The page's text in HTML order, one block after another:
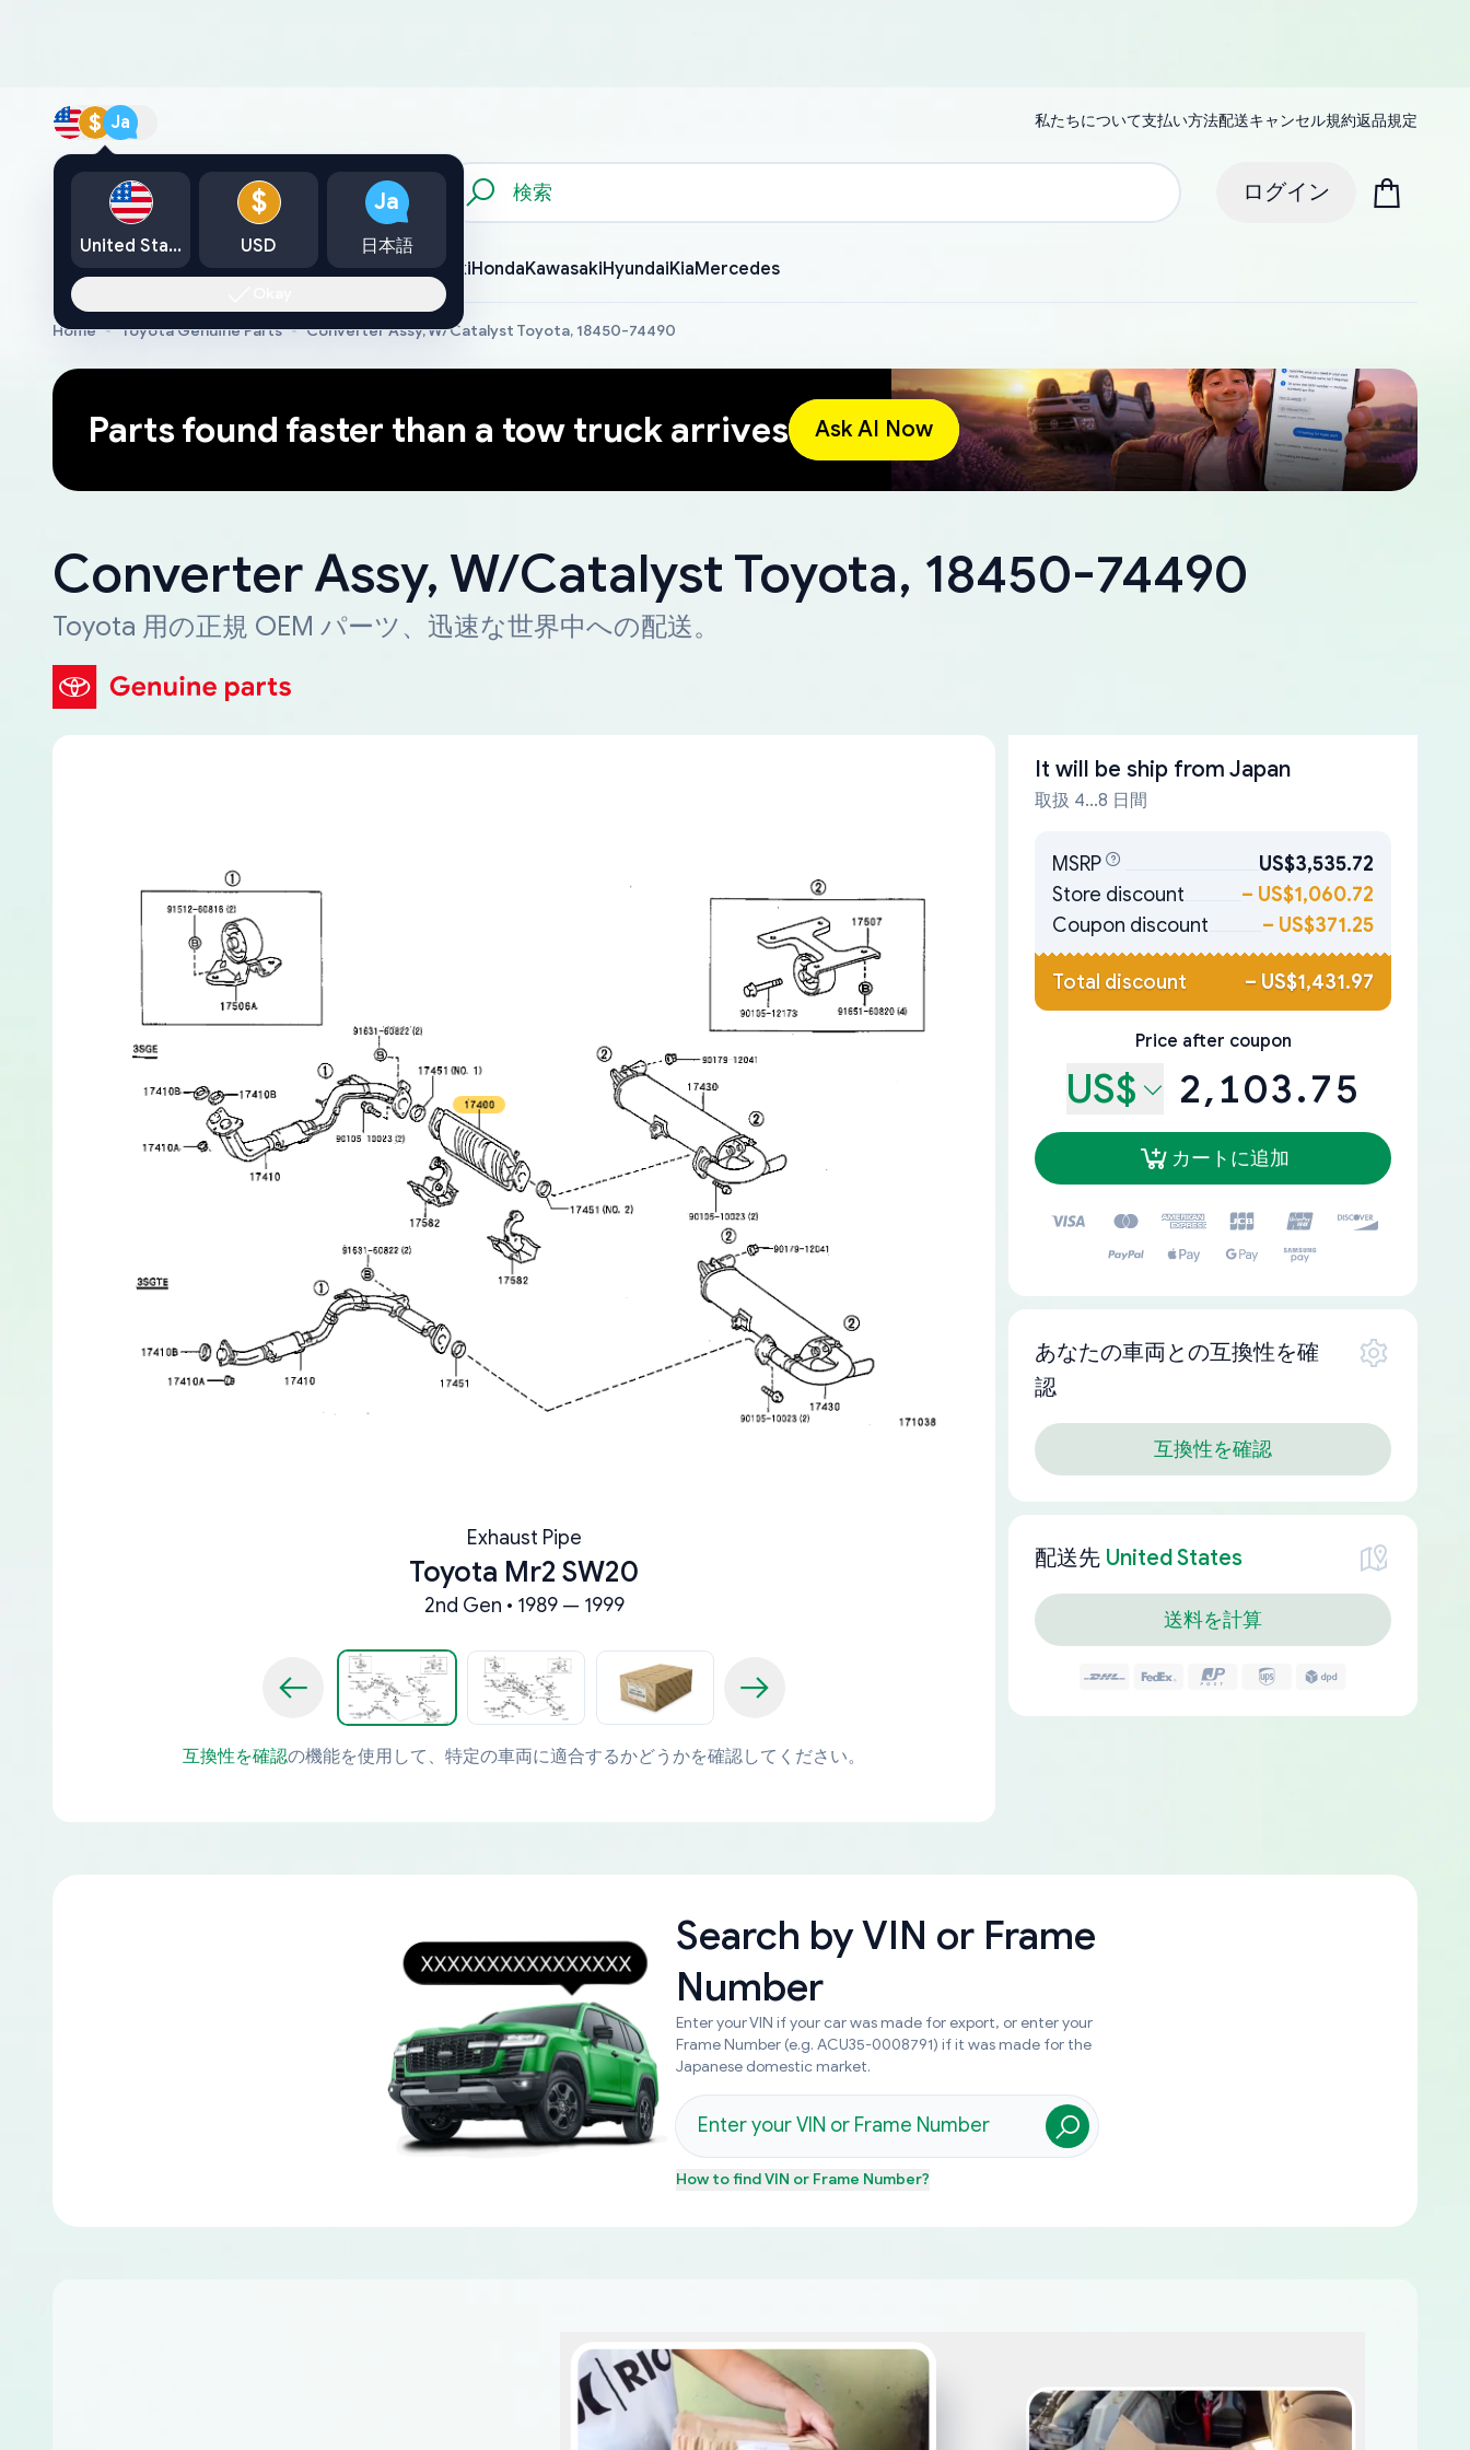
$ Ja 私たちについて支払い方法配送キャンセル規約返品規定
カタログ ログイン
ToyotaLexusNissanMazdaMitsubishiYamahaSuzukiHondaKawasakiHyundaiKiaMercedes
Home Toyota Genuine Parts Converter Assy, W/Catalyst Toyota, 18450-74490
Parts found faster than a tow truck arrives Ask AI Now
Converter Assy, W/Catalyst Toyota, 18450-74490
Toyota 用の正規 OEM パーツ、迅速な世界中への配送。
Exhaust Pipe
Toyota Mr2 SW20
2nd Gen • 1989 — 1999
互換性を確認の機能を使用して、特定の車両に適合するかどうかを確認してください。
It will be ship from Japan
取扱 4...8 日間
MSRP
US$3,535.72
Store discount
– US$1,060.72
Coupon discount
– US$371.25
Total discount – US$1,431.97
Price after coupon
US$ 2,103.75
カートに追加
あなたの車両との互換性を確
認
互換性を確認
配送先 United States
送料を計算
Search byVIN or Frame
Number
Enter your VIN if your car was made for export, or enter your
Frame Number (e.g. ACU35-0008791) if it was made for the
Japanese domestic market.
How to findVIN or Frame Number?
United States
$
USD
Ja
日本語